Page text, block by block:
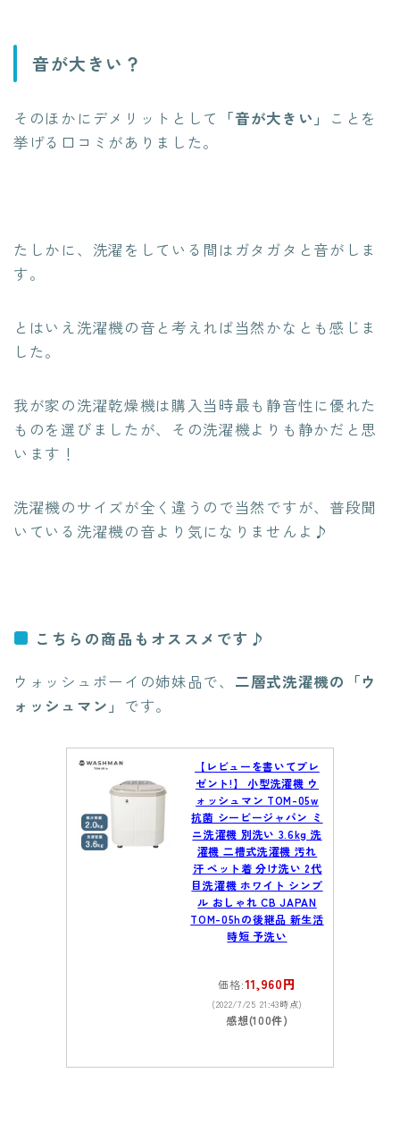
音が大きい？
そのほかにデメリットとして 「音が大きい」
ことを
挙げる口コミがありました。
たしかに、洗濯をしている間はガタガタと音がしま
す。
とはいえ洗濯機の音と考えれば当然かなとも感じま
した。
我が家の洗濯乾燥機は購入当時最も静音性に優れた
ものを選びましたが、その洗濯機よりも静かだと思
います！
洗濯機のサイズが全く違うので当然ですが、普段聞
いている洗濯機の音より気になりませんよ♪
こちらの商品もオススメです♪
ウォッシュボーイの姉妹品で、 二層式洗濯機の「ウ
ォッシュマン」 です。
【レビューを書いてプレ
ゼント!】 小型洗濯機 ウ
ォッシュマン TOM-05w
抗菌 シービージャパン ミ
ニ洗濯機 別洗い 3.6kg 洗
濯機 二槽式洗濯機 汚れ
汗 ペット着 分け洗い 2代
目洗濯機 ホワイト シンプ
ル おしゃれ CB JAPAN
TOM-05hの後継品 新生活
時短 予洗い
価格:11,960円
(2022/7/25 21:43時点)
感想(100件)